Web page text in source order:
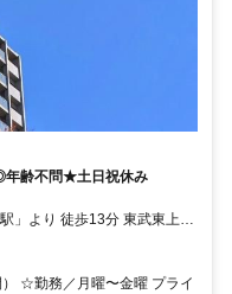
年齢不問★土日祝休み
」より 徒歩13分 東武東上線
下車徒歩2分
☆勤務／月曜〜金曜 プライ